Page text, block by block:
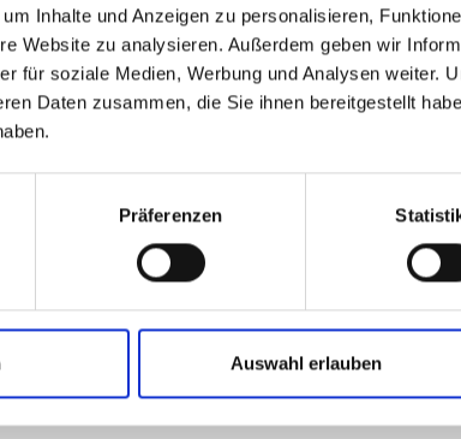
Inhalte und Anzeigen zu personalisieren,
Website zu analysieren. Außerdem geben wir
für soziale Medien, Werbung und Analysen weiter.
Daten zusammen, die Sie ihnen bereitgestellt
Präferenzen
Auswahl erlauben
T+39 0473